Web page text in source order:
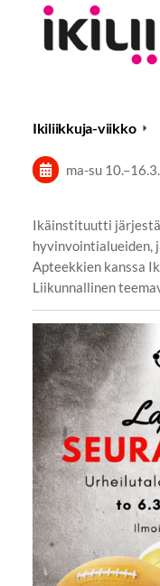
Ikiliikkuja-viikko
ma-su 10.–
Ikäinstituutti
hyvinvointialueiden,
Apteekkien kanssa
Liikunnallinen